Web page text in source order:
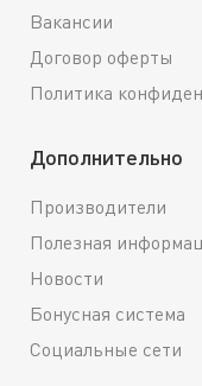
Вакансии
Договор оферты
Политика
Дополнительно
Производители
Полезная
Новости
Бонусная система
Социальные сети